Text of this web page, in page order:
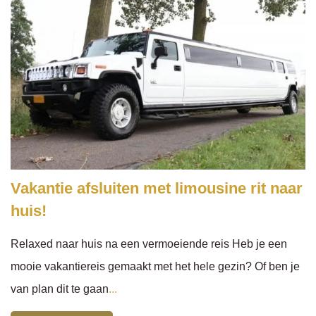
Vakantie afsluiten met limousine rit naar
huis!
Relaxed naar huis na een vermoeiende reis Heb je een
mooie vakantiereis gemaakt met het hele gezin? Of ben je
van plan dit te gaan...